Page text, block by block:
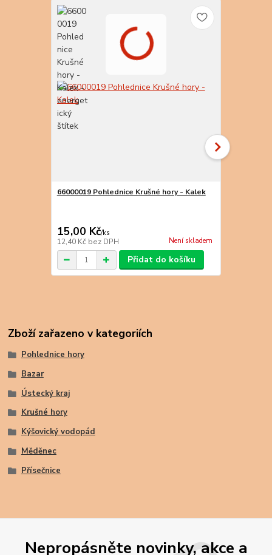
66000019 Pohlednice Krušné hory - Kalek
15,00 Kč/ks
12,40 Kč bez DPH Není skladem
Přidat do košíku
Zboží zařazeno v kategoriích
Pohlednice hory
Bazar
Ústecký kraj
Krušné hory
Kýšovický vodopád
Měděnec
Přísečnice
Nepropásněte novinky, akce a